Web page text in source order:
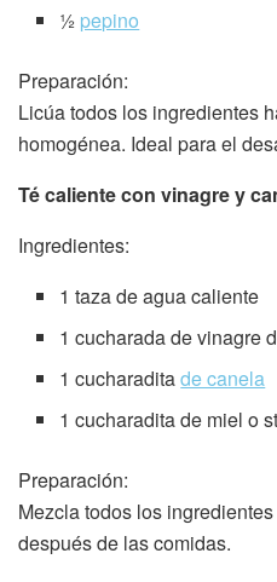
½ pepino
Preparación:
Licúa todos los ingredientes
homogénea. Ideal para el
Té caliente con vinagre y
Ingredientes:
1 taza de agua caliente
1 cucharada de vinagre
1 cucharaditade canela
1 cucharadita de miel o
Preparación:
Mezcla todos los
después de las comidas.